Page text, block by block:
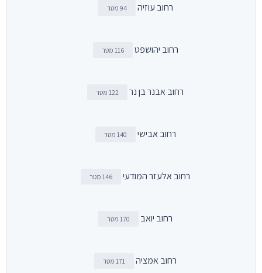
רחוב עוזיה 94 מטר
רחוב יהושפט 116 מטר
רחוב אבנר בן נר 122 מטר
רחוב אבישי 140 מטר
רחוב אלעזר המודעי 146 מטר
רחוב יואב 170 מטר
רחוב אמציה 171 מטר